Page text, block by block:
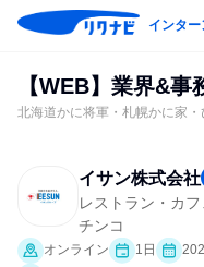
インター
【WEB】業界&
北海道かに将軍・札幌かに家
イサン株式会社
レストラン・カ
チンコ
オンライン 1日